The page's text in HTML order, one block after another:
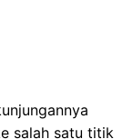
salah satu titik